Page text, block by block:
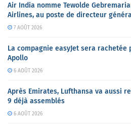
Air India nomme Tewolde
Airlines, au poste de directeur
7 AOÛT 2026
La compagnie easyJet sera
Apollo
6 AOÛT 2026
Après Emirates, Lufthansa va aussi
9 déjà assemblés
6 AOÛT 2026